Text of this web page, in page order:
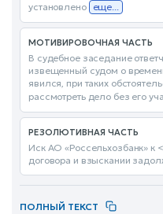
установлено еще...
МОТИВИРОВОЧНАЯ ЧАСТЬ
В судебное заседание
извещенный судом о
явился, при таких
рассмотреть дело без его
РЕЗОЛЮТИВНАЯ ЧАСТЬ
Иск АО «Россельхозбанк» к
договора и взыскании
ПОЛНЫЙ ТЕКСТ